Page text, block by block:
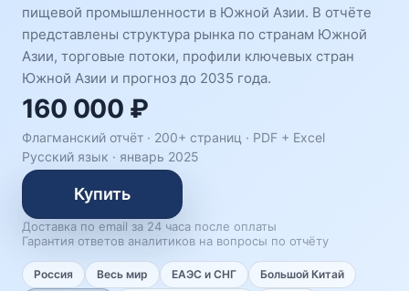
пищевой промышленности в Южной Азии. В отчёте
представлены структура рынка по странам Южной
Азии, торговые потоки, профили ключевых стран
Южной Азии и прогноз до 2035 года.
160 000 ₽
Флагманский отчёт · 200+ страниц · PDF + Excel
Русский язык · январь 2025
Купить
Доставка по email за 24 часа после оплаты
Гарантия ответов аналитиков на вопросы по отчёту
Россия Весь мир ЕАЭС и СНГ
Большой Китай